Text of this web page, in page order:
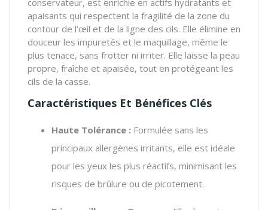
apaisants qui respectent la fragilité de la zone du
contour de l'œil et de la ligne des cils. Elle élimine en
douceur les impuretés et le maquillage, même le
plus tenace, sans frotter ni irriter. Elle laisse la peau
propre, fraîche et apaisée, tout en protégeant les
cils de la casse.
Caractéristiques Et Bénéfices Clés
Haute Tolérance : Formulée sans les
principaux allergènes irritants, elle est idéale
pour les yeux les plus réactifs, minimisant les
risques de brûlure ou de picotement.